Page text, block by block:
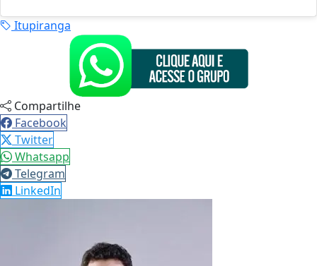
Itupiranga
Compartilhe
Facebook
Twitter
Whatsapp
Telegram
LinkedIn